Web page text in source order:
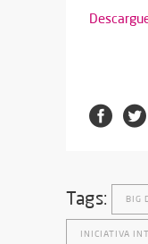
Tags: BIG
INICIATIVA